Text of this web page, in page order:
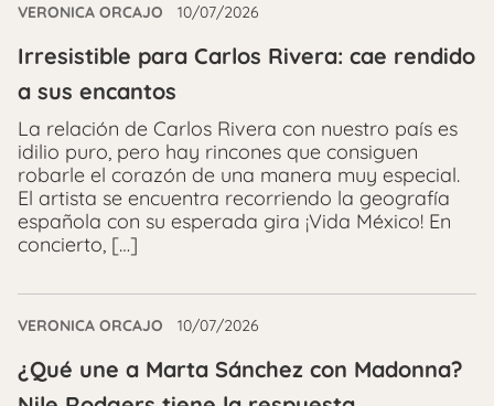
VERONICA ORCAJO 10/07/2026
Irresistible para Carlos Rivera: cae rendido
a sus encantos
La relación de Carlos Rivera con nuestro país es
idilio puro, pero hay rincones que consiguen
robarle el corazón de una manera muy especial.
El artista se encuentra recorriendo la geografía
española con su esperada gira ¡Vida México! En
concierto, […]
VERONICA ORCAJO 10/07/2026
¿Qué une a Marta Sánchez con Madonna?